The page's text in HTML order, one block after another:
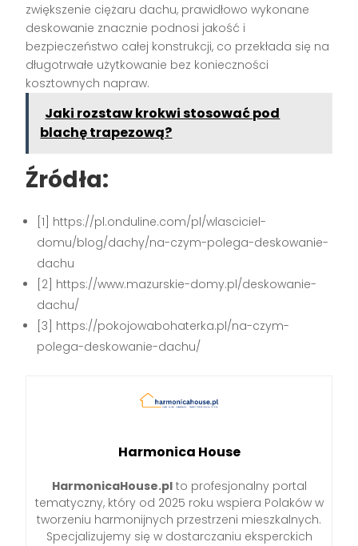
zwiększenie ciężaru dachu, prawidłowo wykonane
deskowanie znacznie podnosi jakość i
bezpieczeństwo całej konstrukcji, co przekłada się na
długotrwałe użytkowanie bez konieczności
kosztownych napraw.
Jaki rozstaw krokwi stosować pod
blachę trapezową?
Źródła:
[1] https://pl.onduline.com/pl/wlasciciel-
domu/blog/dachy/na-czym-polega-deskowanie-
dachu
[2] https://www.mazurskie-domy.pl/deskowanie-
dachu/
[3] https://pokojowabohaterka.pl/na-czym-
polega-deskowanie-dachu/
Harmonica House
HarmonicaHouse.plto profesjonalny portal
tematyczny, który od 2025 roku wspiera Polaków w
tworzeniu harmonijnych przestrzeni mieszkalnych.
Specjalizujemy się w dostarczaniu eksperckich